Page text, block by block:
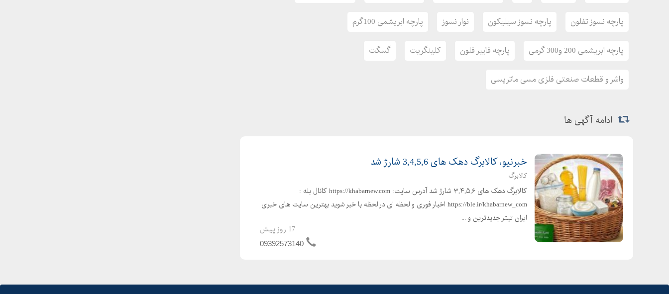
پارچه نسوز تفلون پارچه نسوز سیلیکون نوار نسوز پارچه ابریشمی 100گرم
پارچه ابریشمی 200 و300 گرمی پارچه فایبر فلون کلینگریت گسگت
واشر و قطعات صنعتی فلزی مسی ماتریسی
ادامه آگهی ها
خبرنیو، کالابرگ دهک های 3,4,5,6 شارژ شد
کالابرگ
کالابرگ دهک های ۳,۴,۵,۶ شارژ شد آدرس سایت: https://khabarnew.com کانال بله :
https://ble.ir/khabarnew_com اخبار فوری و لحظه ای در لحظه با خبر شوید بهترین سایت های خبری
ایران تیتر جدیدترین و ...
17 روز پیش
09392573140